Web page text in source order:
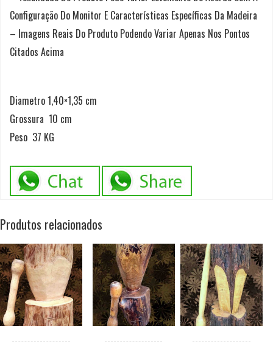
Configuração Do Monitor E Características Específicas Da Madeira
– Imagens Reais Do Produto Podendo Variar Apenas Nos Pontos
Citados Acima
Diametro 1,40×1,35 cm
Grossura 10 cm
Peso 37 KG
Produtos relacionados